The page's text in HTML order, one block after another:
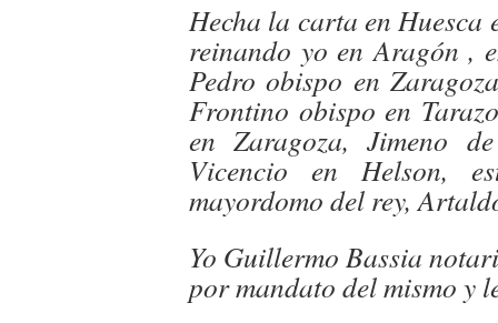
Hecha la carta en Huesca
reinando yo en Aragón ,
Pedro obispo en
Frontino obispo en
en Zaragoza, Jimeno
Vicencio en Helson,
mayordomo del rey,
Yo Guillermo Bassia
por mandato del mismo y